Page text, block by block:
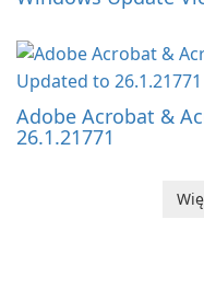
Adobe Acrobat &
26.1.21771